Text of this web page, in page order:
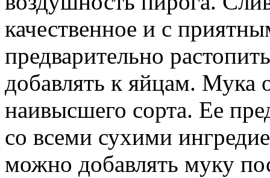
качественное и с
предварительно
добавлять к яйцам. Мука
наивысшего сорта. Ее
со всеми сухими
можно добавлять муку